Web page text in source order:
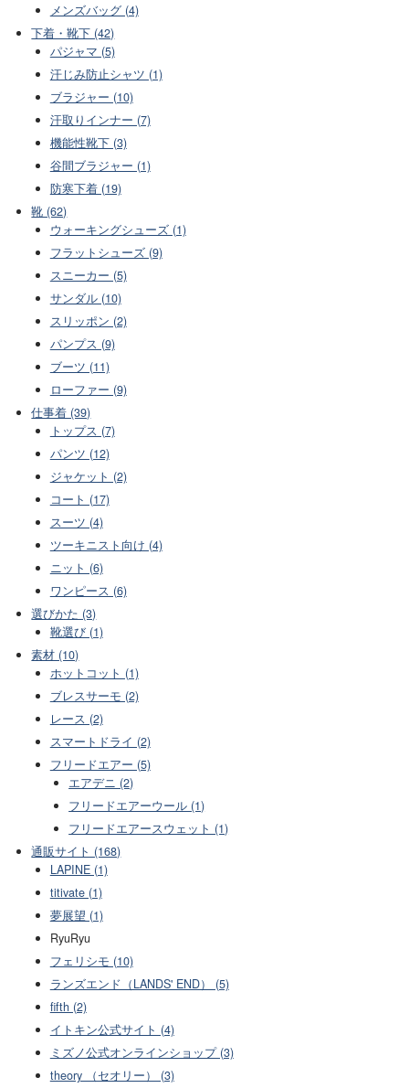
メンズバッグ (4)
下着・靴下 (42)
パジャマ (5)
汗じみ防止シャツ (1)
ブラジャー (10)
汗取りインナー (7)
機能性靴下 (3)
谷間ブラジャー (1)
防寒下着 (19)
靴 (62)
ウォーキングシューズ (1)
フラットシューズ (9)
スニーカー (5)
サンダル (10)
スリッポン (2)
パンプス (9)
ブーツ (11)
ローファー (9)
仕事着 (39)
トップス (7)
パンツ (12)
ジャケット (2)
コート (17)
スーツ (4)
ツーキニスト向け (4)
ニット (6)
ワンピース (6)
選びかた (3)
靴選び (1)
素材 (10)
ホットコット (1)
ブレスサーモ (2)
レース (2)
スマートドライ (2)
フリードエアー (5)
エアデニ (2)
フリードエアーウール (1)
フリードエアースウェット (1)
通販サイト (168)
LAPINE (1)
titivate (1)
夢展望 (1)
RyuRyu
フェリシモ (10)
ランズエンド（LANDS' END） (5)
fifth (2)
イトキン公式サイト (4)
ミズノ公式オンラインショップ (3)
theory （セオリー） (3)